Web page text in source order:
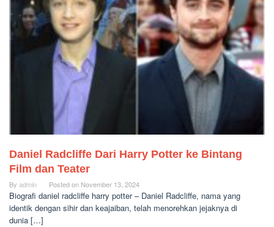
Daniel Radcliffe Dari Harry Potter ke Bintang
Film dan Teater
By admin Posted on November 13, 2024
Biografi daniel radcliffe harry potter – Daniel Radcliffe, nama yang
identik dengan sihir dan keajaiban, telah menorehkan jejaknya di
dunia […]